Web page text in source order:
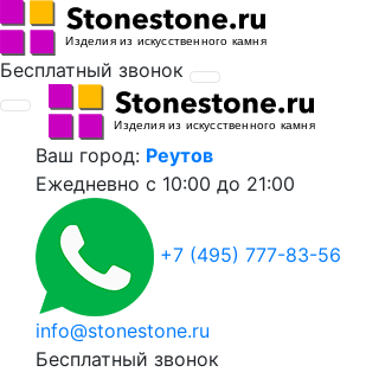
Бесплатный звонок
Ваш город: Реутов
Ежедневно с 10:00 до 21:00
+7 (495) 777-83-56
info@stonestone.ru
Бесплатный звонок